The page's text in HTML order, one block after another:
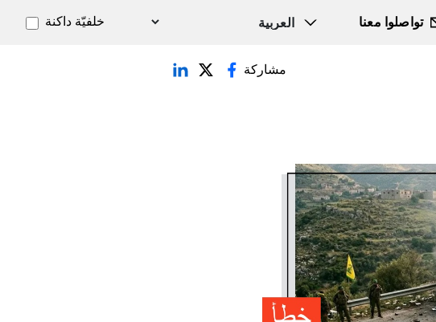
تواصلوا معنا خلفيّة داكنة
مشاركة